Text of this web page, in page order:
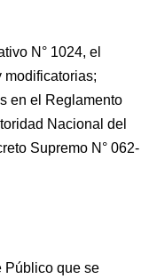
N° 1024, el
modificatorias;
en el Reglamento
Nacional del
Supremo N° 062-
Público que se